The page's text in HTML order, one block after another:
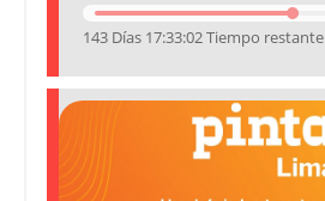
143 Días 17:33:01 Tiempo restante